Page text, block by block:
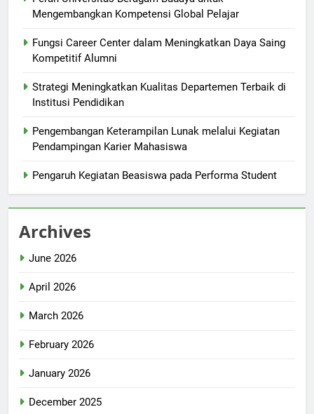
Mengembangkan Kompetensi Global Pelajar
Fungsi Career Center dalam Meningkatkan Daya Saing
Kompetitif Alumni
Strategi Meningkatkan Kualitas Departemen Terbaik di
Institusi Pendidikan
Pengembangan Keterampilan Lunak melalui Kegiatan
Pendampingan Karier Mahasiswa
Pengaruh Kegiatan Beasiswa pada Performa Student
Archives
June 2026
April 2026
March 2026
February 2026
January 2026
December 2025